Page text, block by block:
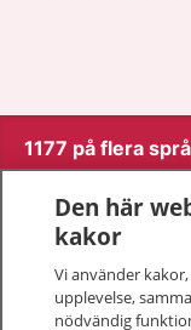
1177 på flera
Om 1177
Kontakt
Den här
kakor
Vi använder
upplevelse,
nödvändig